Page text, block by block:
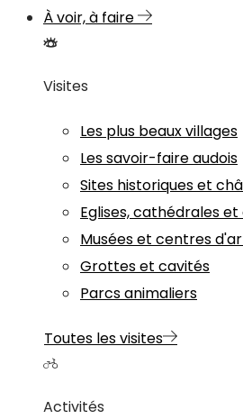
À voir, à faire
Visites
Les plus beaux villages
Les savoir-faire audois
Sites historiques et
Eglises, cathédrales
Musées et centres
Grottes et cavités
Parcs animaliers
Toutes les visites
Activités